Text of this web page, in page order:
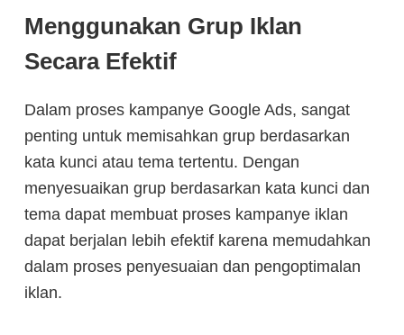
Menggunakan Grup Iklan
Secara Efektif
Dalam proses kampanye Google Ads, sangat
penting untuk memisahkan grup berdasarkan
kata kunci atau tema tertentu. Dengan
menyesuaikan grup berdasarkan kata kunci dan
tema dapat membuat proses kampanye iklan
dapat berjalan lebih efektif karena memudahkan
dalam proses penyesuaian dan pengoptimalan
iklan.